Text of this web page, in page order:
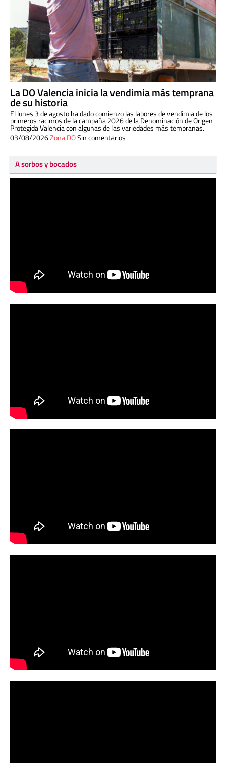
La DO Valencia inicia la vendimia más temprana
de su historia
El lunes 3 de agosto ha dado comienzo las labores de vendimia de los
primeros racimos de la campaña 2026 de la Denominación de Origen
Protegida Valencia con algunas de las variedades más tempranas.
03/08/2026Zona DOSin comentarios
A sorbos y bocados